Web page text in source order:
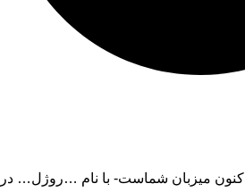
میزبان شماست- با نام …روژل… در